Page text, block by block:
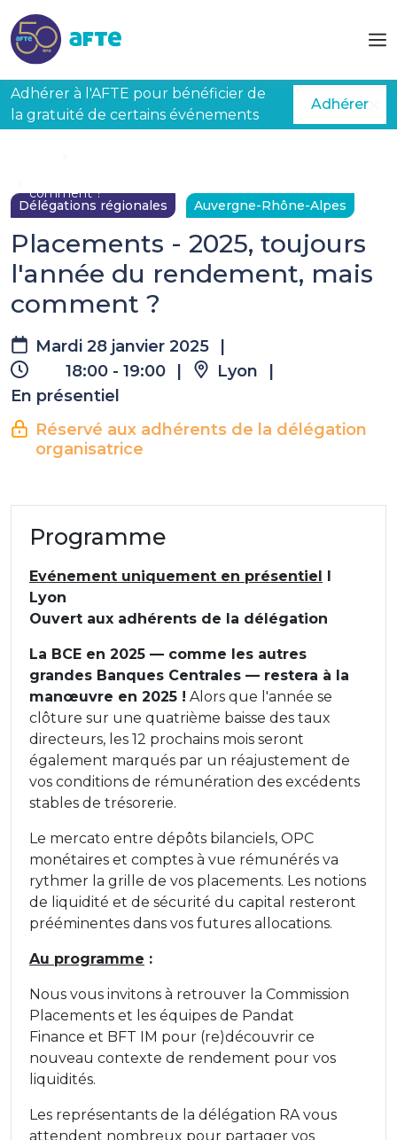
Adhérer à l'AFTE pour bénéficier de
la gratuité de certains événements
Adhérer
comment ?
Délégations régionales Auvergne-Rhône-Alpes
Placements - 2025, toujours
l'année du rendement, mais
comment ?
Mardi 28 janvier 2025
18:00 - 19:00
Lyon
En présentiel
Réservé aux adhérents de la délégation
organisatrice
Programme
Evénement uniquement en présentiel l
Lyon
Ouvert aux adhérents de la délégation
La BCE en 2025 — comme les autres
grandes Banques Centrales — restera à la
manœuvre en 2025 ! Alors que l'année se
clôture sur une quatrième baisse des taux
directeurs, les 12 prochains mois seront
également marqués par un réajustement de
vos conditions de rémunération des excédents
stables de trésorerie.
Le mercato entre dépôts bilanciels, OPC
monétaires et comptes à vue rémunérés va
rythmer la grille de vos placements. Les notions
de liquidité et de sécurité du capital resteront
prééminentes dans vos futures allocations.
Au programme :
Nous vous invitons à retrouver la Commission
Placements et les équipes de Pandat
Finance et BFT IM pour (re)découvrir ce
nouveau contexte de rendement pour vos
liquidités.
Les représentants de la délégation RA vous
attendent nombreux pour partager vos